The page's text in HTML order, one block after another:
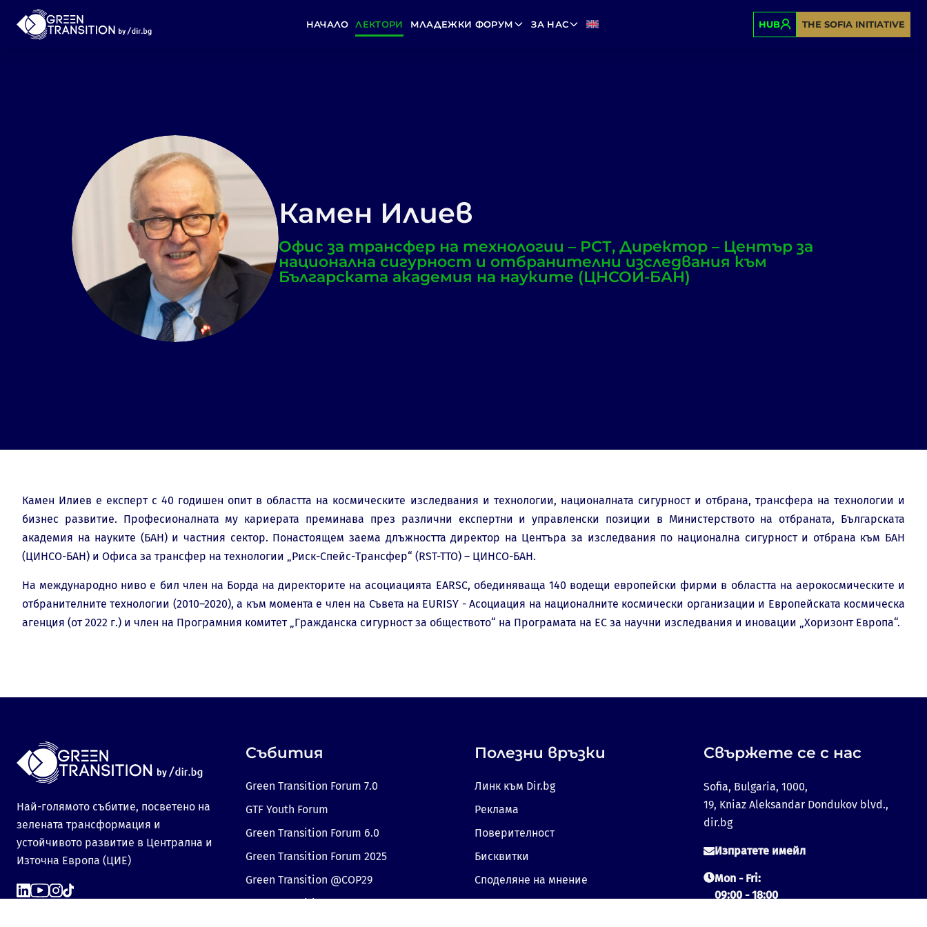
НАЧАЛО ЛЕКТОРИ МЛАДЕЖКИ ФОРУМ ЗА НАС HUB THE SOFIA INITIATIVE
Камен Илиев
Офис за трансфер на технологии – РСТ, Директор – Център за
национална сигурност и отбранителни изследвания към
Българската академия на науките (ЦНСОИ-БАН)
Камен Илиев е експерт с 40 годишен опит в областта на космическите изследвания и технологии, националната сигурност и отбрана, трансфера на технологии и
бизнес развитие. Професионалната му кариерата преминава през различни експертни и управленски позиции в Министерството на отбраната, Българската
академия на науките (БАН) и частния сектор. Понастоящем заема длъжността директор на Центъра за изследвания по национална сигурност и отбрана към БАН
(ЦИНСО-БАН) и Офиса за трансфер на технологии „Риск-Спейс-Трансфер“ (RST-TTO) – ЦИНСО-БАН.
На международно ниво е бил член на Борда на директорите на асоциацията EARSC, обединяваща 140 водещи европейски фирми в областта на аерокосмическите и
отбранителните технологии (2010–2020), а към момента е член на Съвета на EURISY - Асоциация на националните космически организации и Европейската космическа
агенция (от 2022 г.) и член на Програмния комитет „Гражданска сигурност за обществото“ на Програмата на ЕС за научни изследвания и иновации „Хоризонт Европа“.
Най-голямото събитие, посветено на
зелената трансформация и
устойчивото развитие в Централна и
Източна Европа (ЦИЕ)
Събития
Green Transition Forum 7.0
GTF Youth Forum
Green Transition Forum 6.0
Green Transition Forum 2025
Green Transition @COP29
Green Transition 2024
Полезни връзки
Линк към Dir.bg
Реклама
Поверителност
Бисквитки
Споделяне на мнение
Свържете се с нас
Sofia, Bulgaria, 1000,
19, Kniaz Aleksandar Dondukov blvd.,
dir.bg
Изпратете имейл
Mon - Fri:
09:00 - 18:00